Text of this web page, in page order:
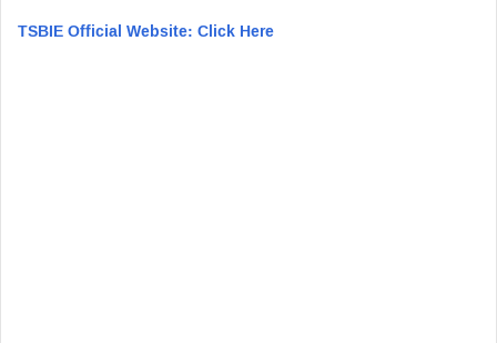
TSBIE Official Website: Click Here